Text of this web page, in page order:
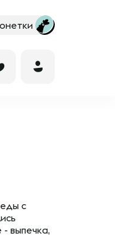
с
- выпечка,